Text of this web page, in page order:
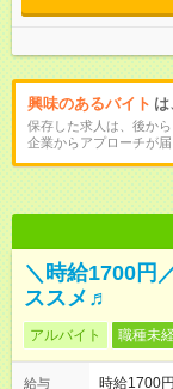
興味のあるバイト
保存した求人は、後か
企業からアプローチが届
＼時給1700円
ススメ♬
アルバイト 職種未
給与
時給1700